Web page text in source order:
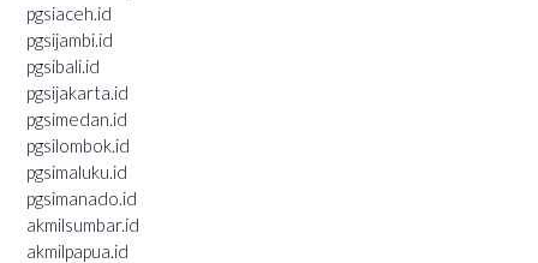
pgsiaceh.id
pgsijambi.id
pgsibali.id
pgsijakarta.id
pgsimedan.id
pgsilombok.id
pgsimaluku.id
pgsimanado.id
akmilsumbar.id
akmilpapua.id